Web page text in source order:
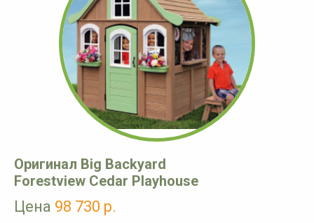
Оригинал Big Backyard
Forestview Cedar Playhouse
Цена 98 730 р.